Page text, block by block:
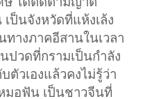
ป็นจังหวัดที่แห้งเล้ง
างภาคอีสานในเวลา
ปวดที่กรามเป็นกำลัง
วเองแล้วคงไม่รู้ว่า
มอฟัน เป็นชาวจีนที่